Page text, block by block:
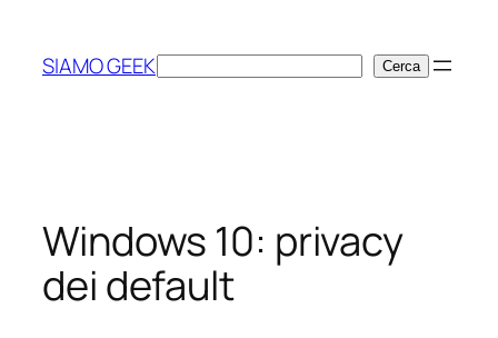
contenuto
SIAMO GEEKCerca Cerca
Windows 10: privacy
dei default